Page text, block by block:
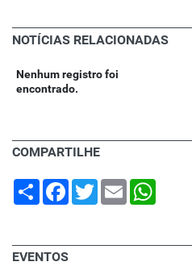
NOTÍCIAS RELACIONADAS
Nenhum registro foi
encontrado.
COMPARTILHE
Share Facebook
TwitterEmail
EVENTOS